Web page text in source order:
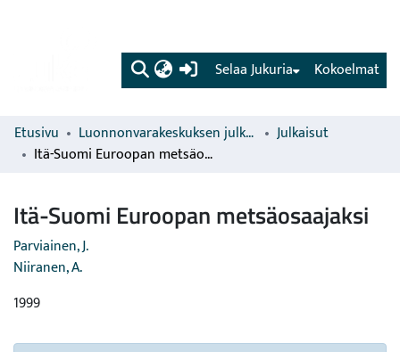
(current) Kokoelmat
Selaa Jukuria
Etusivu Luonnonvarakeskuksen julkaisut
Julkaisut
Itä-Suomi Euroopan metsäosaajaksi
Itä-Suomi Euroopan metsäosaajaksi
Parviainen, J.
Niiranen, A.
1999